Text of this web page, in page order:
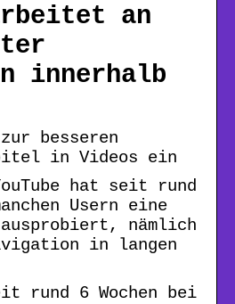
an
innerhalb
besseren
in Videos ein
hat seit rund
Usern eine
nämlich
in langen
rund 6 Wochen bei